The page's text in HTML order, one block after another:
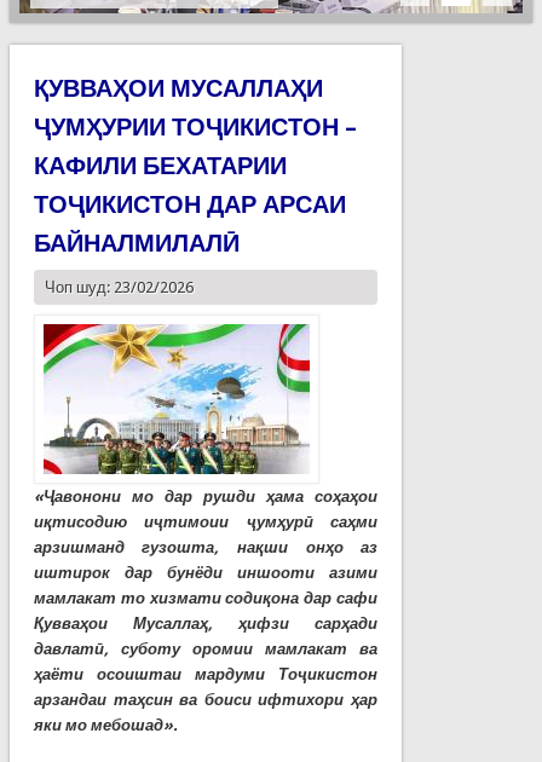
ҚУВВАҲОИ МУСАЛЛАҲИ
ҶУМҲУРИИ ТОҶИКИСТОН –
КАФИЛИ БЕХАТАРИИ
ТОҶИКИСТОН ДАР АРСАИ
БАЙНАЛМИЛАЛӢ
Чоп шуд: 23/02/2026
«Ҷавонони мо дар рушди ҳама соҳаҳои
иқтисодию иҷтимоии ҷумҳурӣ саҳми
арзишманд
гузошта, нақши онҳо
аз
иштирок
дар бунёди иншооти
азими
мамлакат то хизмати содиқона дар сафи
Қувваҳои Мусаллаҳ,ҳифзи сарҳади
давлатӣ, суботу оромии мамлакат
ва
ҳаёти осоиштаимардуми Тоҷикистон
арзандаи таҳсин ва боиси ифтихори ҳар
яки мо мебошад».